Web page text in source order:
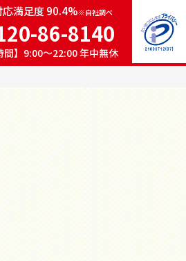
応満足度 90.4%※自社調べ
86-8140
間】9:00〜22:00 年中無休